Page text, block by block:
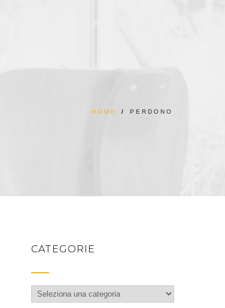
HOME / PERDONO
CATEGORIE
Categorie